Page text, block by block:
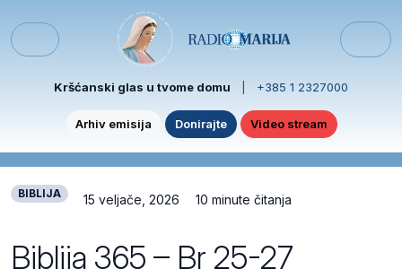
Menu
Kršćanski glas u tvome domu +385 1 2327000
Arhiv emisija Donirajte Video stream
BIBLIJA 15 veljače, 2026 10 minute čitanja
Biblija 365 – Br 25-27